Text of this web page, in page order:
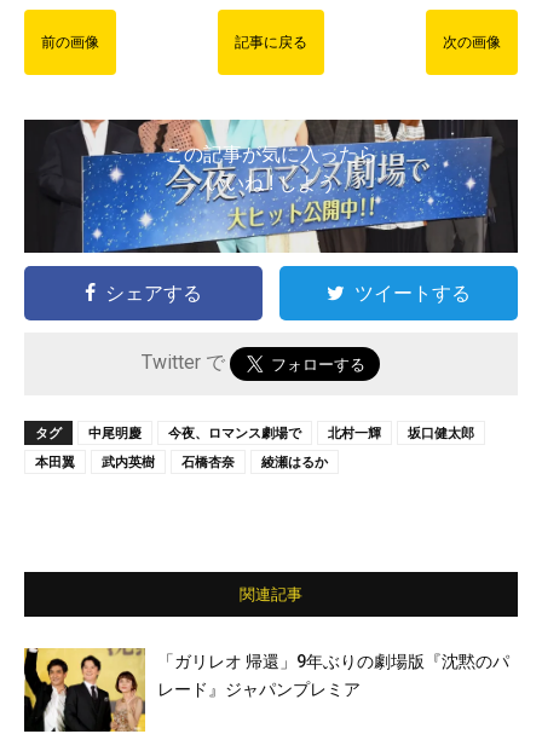
前の画像 記事に戻る 次の画像
この記事が気に入ったら
いいね ! しよう
シェアする ツイートする
Twitter で
タグ 中尾明慶 今夜、ロマンス劇場で 北村一輝
坂口健太郎
本田翼
武内英樹 石橋杏奈 綾瀬はるか
関連記事
「ガリレオ 帰還」9年ぶりの劇場版『沈黙のパ
レード』ジャパンプレミア